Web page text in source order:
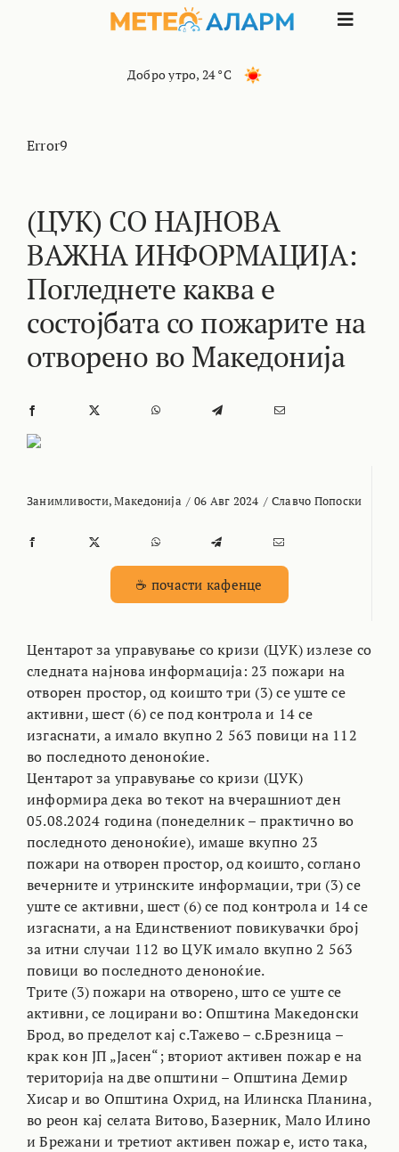
Toggle
ИНТЕРЕСНО
КОНТАКТ
МАРКЕТИНГ
Добро утро, 24 °C
Error9
(ЦУК) СО НАЈНОВА
ВАЖНА ИНФОРМАЦИЈА:
Погледнете каква е
состојбата со пожарите на
отворено во Македонија
Занимливости,Македонија / 06 Авг 2024 / Славчо Попоски
☕ почасти кафенце
Центарот за управување со кризи (ЦУК) излезе со
следната најнова информација: 23 пожари на
отворен простор, од коишто три (3) се уште се
активни, шест (6) се под контрола и 14 се
изгаснати, а имало вкупно 2 563 повици на 112
во последното деноноќие.
Центарот за управување со кризи (ЦУК)
информира дека во текот на вчерашниот ден
05.08.2024 година (понеделник – практично во
последното деноноќие), имаше вкупно 23
пожари на отворен простор, од коишто, соглано
вечерните и утринските информации, три (3) се
уште се активни, шест (6) се под контрола и 14 се
изгаснати, а на Единствениот повикувачки број
за итни случаи 112 во ЦУК имало вкупно 2 563
повици во последното деноноќие.
Трите (3) пожари на отворено, што се уште се
активни, се лоцирани во: Општина Македонски
Брод, во пределот кај с.Тажево – с.Брезница –
крак кон ЈП „Јасен“; вториот активен пожар е на
територија на две општини – Општина Демир
Хисар и во Општина Охрид, на Илинска Планина,
во реон кај селата Витово, Базерник, Мало Илино
и Брежани и третиот активен пожар е, исто така,